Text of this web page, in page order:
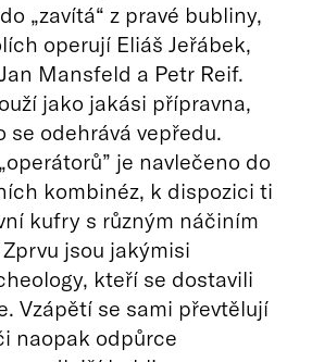
„zavítá“ z pravé bubliny,
operují Eliáš Jeřábek,
Mansfeld a Petr Reif.
jako jakási přípravna,
se odehrává vepředu.
je navlečeno do
kombinéz, k dispozici ti
kufry s různým náčiním
jsou jakýmisi
kteří se dostavili
Vzápětí se sami převtělují
naopak odpůrce